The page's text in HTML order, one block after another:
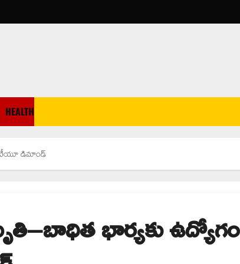
HEALTH
డిమాండ్
భార్యకు ఉద్యోగం